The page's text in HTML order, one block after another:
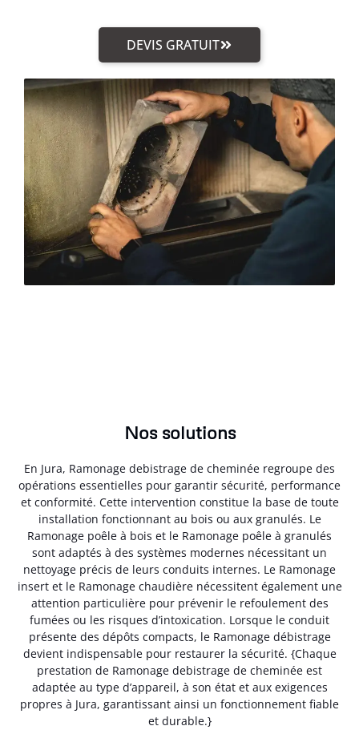
DEVIS GRATUIT
Nos solutions
En Jura, Ramonage debistrage de cheminée regroupe des
opérations essentielles pour garantir sécurité, performance
et conformité. Cette intervention constitue la base de toute
installation fonctionnant au bois ou aux granulés. Le
Ramonage poêle à bois et le Ramonage poêle à granulés
sont adaptés à des systèmes modernes nécessitant un
nettoyage précis de leurs conduits internes. Le Ramonage
insert et le Ramonage chaudière nécessitent également une
attention particulière pour prévenir le refoulement des
fumées ou les risques d’intoxication. Lorsque le conduit
présente des dépôts compacts, le Ramonage débistrage
devient indispensable pour restaurer la sécurité. {Chaque
prestation de Ramonage debistrage de cheminée est
adaptée au type d’appareil, à son état et aux exigences
propres à Jura, garantissant ainsi un fonctionnement fiable
et durable.}